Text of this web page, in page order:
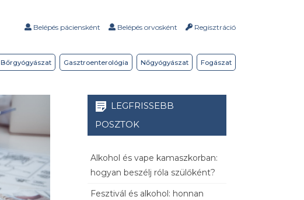
Belépés páciensként Belépés orvosként Regisztráció
Fogászat
Nőgyógyászat
Gasztroenterológia
Bőrgyógyászat
LEGFRISSEBB
POSZTOK
Alkohol és vape kamaszkorban:
hogyan beszélj róla szülőként?
Fesztivál és alkohol: honnan